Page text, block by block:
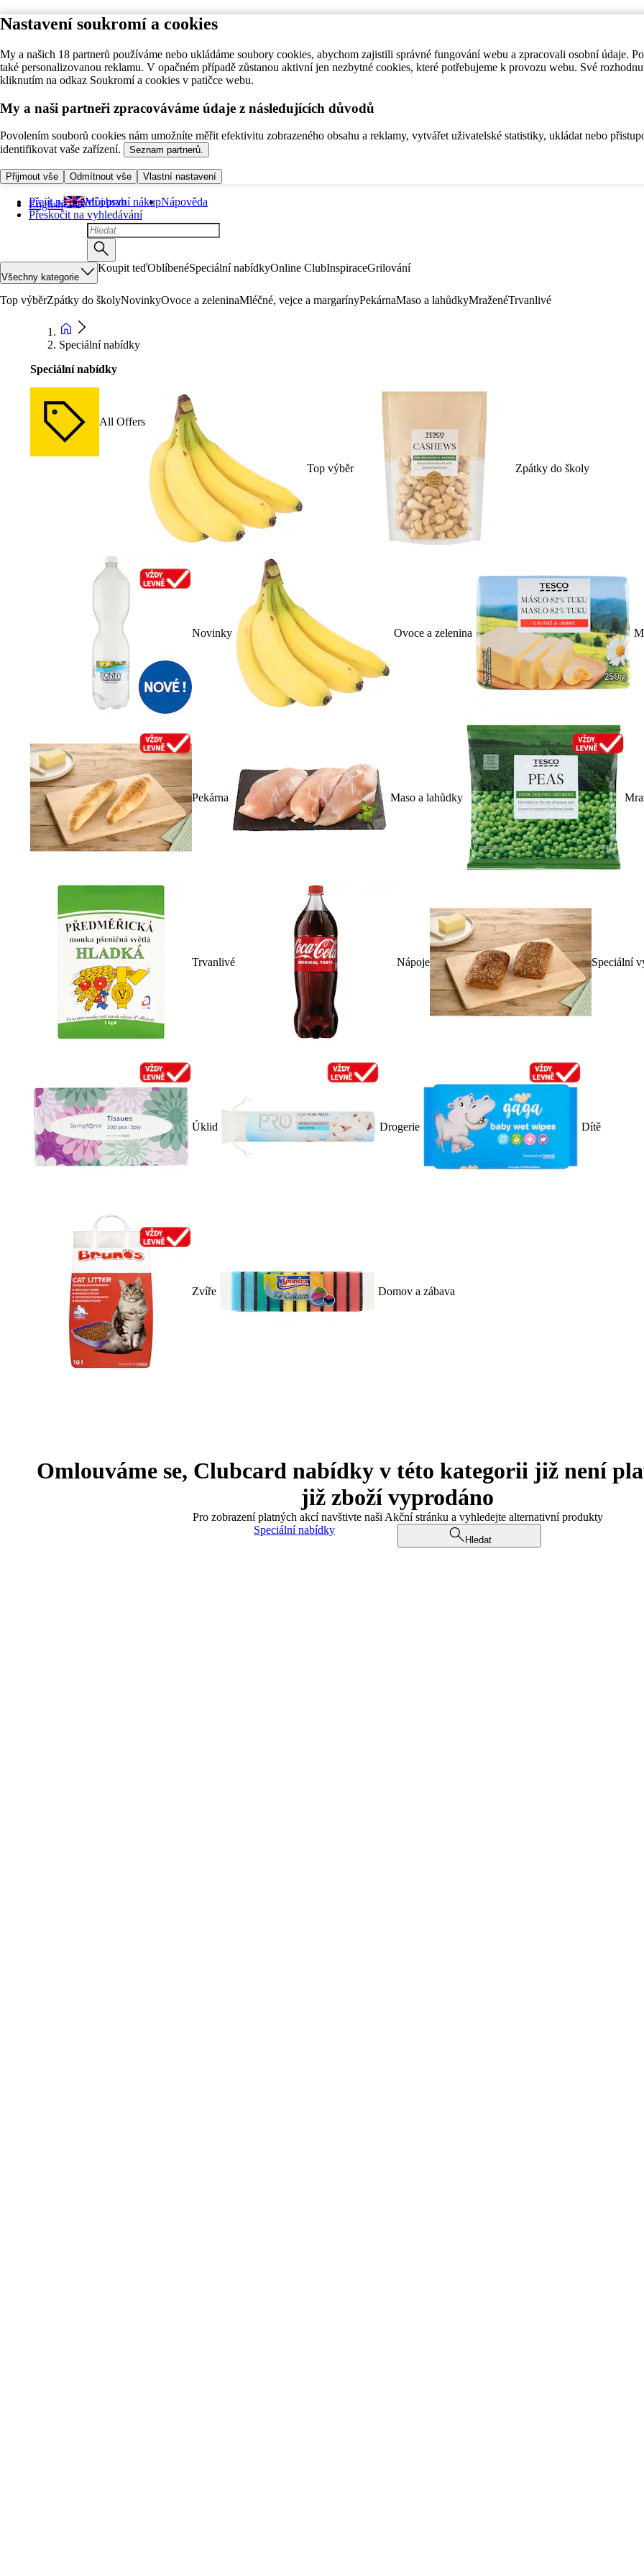
Nastavení soukromí a cookies
My a našich 18 partnerů používáme nebo ukládáme soubory cookies, abychom zajistili správné fungování webu a zpracovali osobní údaje.
také personalizovanou reklamu. V opačném případě zůstanou aktivní jen nezbytné cookies, které potřebujeme k provozu webu. Své
kliknutím na odkaz Soukromí a cookies v patičce webu.
My a naši partneři zpracováváme údaje z následujících důvodů
Povolením souborů cookies nám umožníte měřit efektivitu zobrazeného obsahu a reklamy, vytvářet uživatelské statistiky, ukládat nebo
identifikovat vaše zařízení.
Seznam partnerů.
Přijmout vše Odmítnout vše Vlastní nastavení
Přejít na hlavní obsah
Přeskočit na vyhledávání
English Můj první nákupNápověda
Všechny kategorie
Koupit teďOblíbenéSpeciální nabídkyOnline ClubInspiraceGrilování
Top výběrZpátky do školyNovinkyOvoce a zeleninaMléčné, vejce a margarínyPekárnaMaso a lahůdkyMraženéTrvanlivé
Speciální nabídky
Speciální nabídky
All Offers
Top výběr Zpátky do školy
Novinky Ovoce a zelenina
Pekárna Maso a lahůdky
Trvanlivé Nápoje Speciální
Úklid Drogerie Dítě
Zvíře Domov a zábava
Omlouváme se, Clubcard nabídky v této kategorii již není
již zboží vyprodáno
Pro zobrazení platných akcí navštivte naši Akční stránku a vyhledejte alternativní produkty
Speciální nabídky
Hledat